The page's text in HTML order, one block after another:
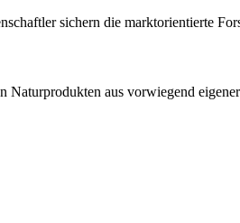
sichern die marktorientierte
Naturprodukten aus vorwiegend